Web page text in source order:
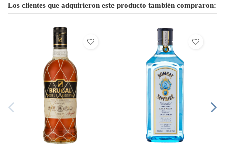
Los clientes que adquirieron este producto también compraron: